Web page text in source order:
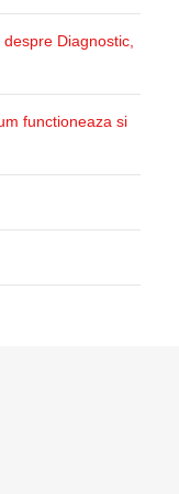
Diagnostic,
functioneaza si